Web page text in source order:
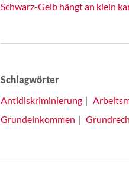
Schwarz-Gelb hängt an klein
Schlagwörter
Antidiskriminierung
Grundeinkommen